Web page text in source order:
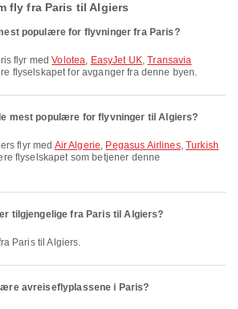
fly fra Paris til Algiers
populære for flyvninger fra Paris?
flyr medVolotea, EasyJet UK,Transavia
flyselskapet for avganger fra denne byen.
mest populære for flyvninger til Algiers?
flyr med Air Algerie, Pegasus Airlines, Turkish
flyselskapet som betjener denne
tilgjengelige fra Paris til Algiers?
Paris til Algiers.
avreiseflyplassene i Paris?